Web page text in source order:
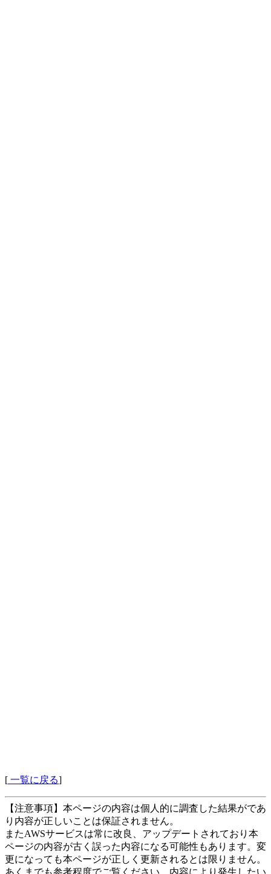
[ 一覧に戻る]
【注意事項】本ページの内容は個人的に調査した結果がであ
り内容が正しいことは保証されません。
またAWSサービスは常に改良、アップデートされており本
ページの内容が古く誤った内容になる可能性もあります。変
更になっても本ページが正しく更新されるとは限りません。
あくまでも参考程度でご覧ください。内容により発生したい